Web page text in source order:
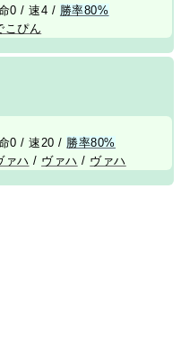
0 / 速4 / 勝率80%
こぴん
0 / 速20 / 勝率80%
ァハ / ヴァハ / ヴァハ